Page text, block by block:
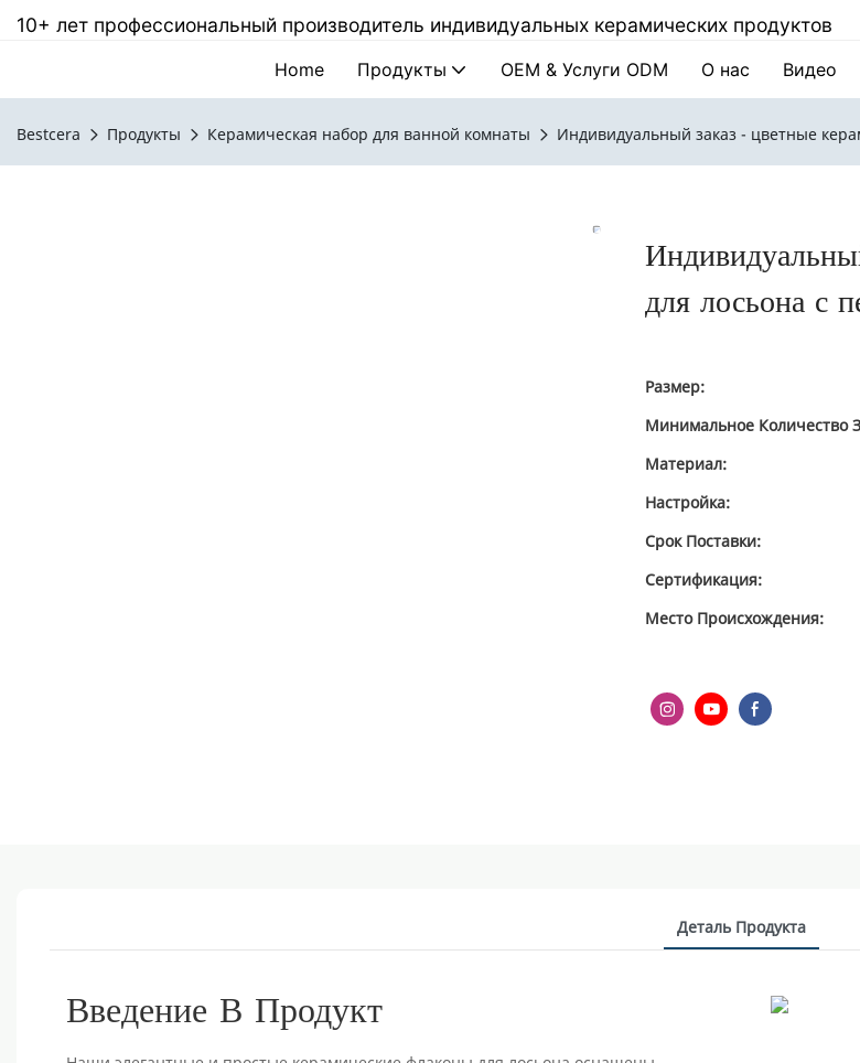
10+ лет профессиональный производитель индивидуальных керамических продуктов
Home Продукты OEM & Услуги ODM О нас Видео
Bestcera Продукты Керамическая набор для ванной комнаты Индивидуальный заказ - цветные
для лосьона с
Размер:
Минимальное Количество
Материал:
Настройка:
Срок Поставки:
Сертификация:
Место Происхождения:
Деталь Продукта
Введение В Продукт